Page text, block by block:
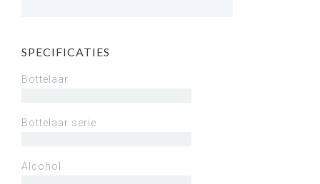
SPECIFICATIES
Bottelaar
Bottelaar serie
Alcohol